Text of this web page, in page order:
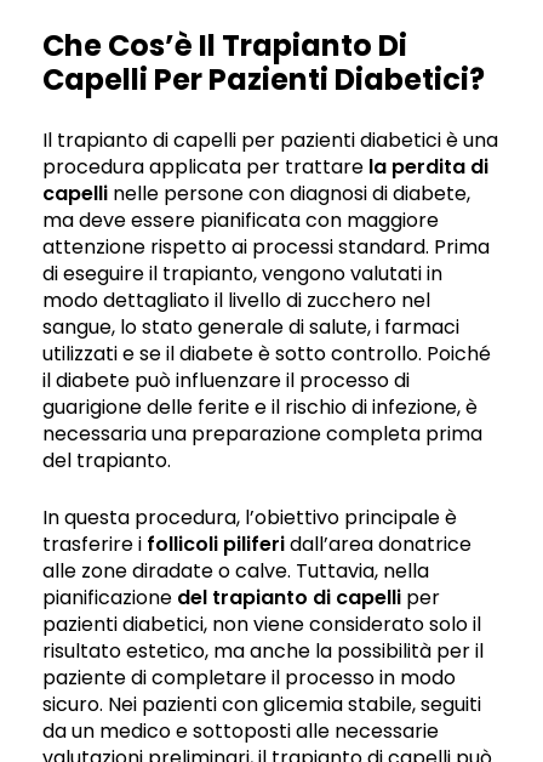
Che Cos’è Il Trapianto Di
Capelli Per Pazienti Diabetici?
Il trapianto di capelli per pazienti diabetici è una
procedura applicata per trattare la perdita di
capelli nelle persone con diagnosi di diabete,
ma deve essere pianificata con maggiore
attenzione rispetto ai processi standard. Prima
di eseguire il trapianto, vengono valutati in
modo dettagliato il livello di zucchero nel
sangue, lo stato generale di salute, i farmaci
utilizzati e se il diabete è sotto controllo. Poiché
il diabete può influenzare il processo di
guarigione delle ferite e il rischio di infezione, è
necessaria una preparazione completa prima
del trapianto.
In questa procedura, l’obiettivo principale è
trasferire i follicoli piliferidall’area donatrice
alle zone diradate o calve. Tuttavia, nella
pianificazione del trapianto di capelli per
pazienti diabetici, non viene considerato solo il
risultato estetico, ma anche la possibilità per il
paziente di completare il processo in modo
sicuro. Nei pazienti con glicemia stabile, seguiti
da un medico e sottoposti alle necessarie